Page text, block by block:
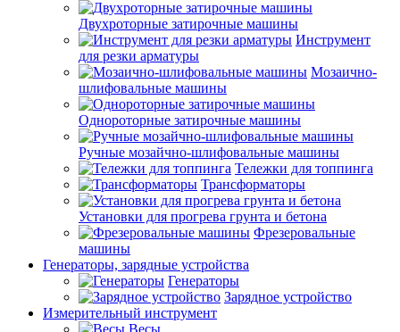
Двухроторные затирочные машины
Инструмент
для резки арматуры
Мозаично-
шлифовальные машины
Однороторные затирочные машины
Ручные мозайчно-шлифовальные машины
Тележки для топпинга
Трансформаторы
Установки для прогрева грунта и бетона
Фрезеровальные
машины
Генераторы, зарядные устройства
Генераторы
Зарядное устройство
Измерительный инструмент
Весы